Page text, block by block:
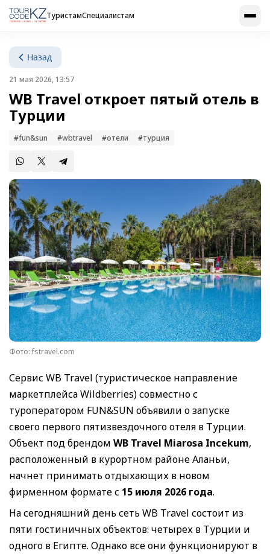
ТуристамСпециалистам
Назад
21 мая 2026, 13:57
WB Travel откроет пятый отель в
Турции
#fun&sun #wbtravel #отели #турция
Фото: fstravel.com
Сервис WB Travel (туристическое направление
маркетплейса Wildberries) совместно с
туроператором FUN&SUN объявили о запуске
своего первого пятизвездочного отеля в Турции.
Объект под брендом WB Travel Miarosa Incekum,
расположенный в курортном районе Аланьи,
начнет принимать отдыхающих в новом
фирменном формате с 15 июля 2026 года.
На сегодняшний день сеть WB Travel состоит из
пяти гостиничных объектов: четырех в Турции и
одного в Египте. Однако все они функционируют в